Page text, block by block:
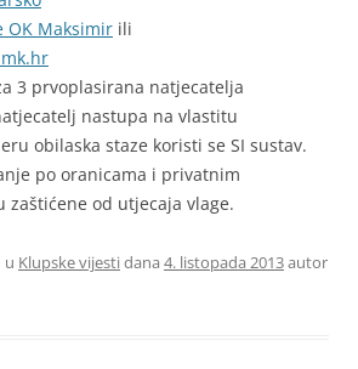
OK Maksimir ili
3 prvoplasirana natjecatelja
nastupa na vlastitu
obilaska staze koristi se SI sustav.
po oranicama i privatnim
zaštićene od utjecaja vlage.
u Klupske vijestidana 4. listopada 2013autor